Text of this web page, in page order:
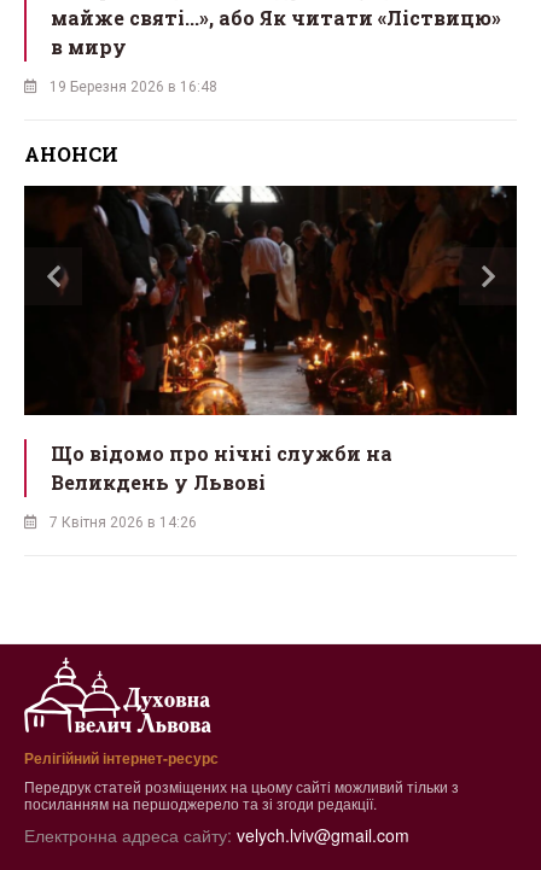
майже святі...», або Як читати «Ліствицю»
в миру
19 Березня 2026 в 16:48
АНОНСИ
Що відомо про нічні служби на
Великдень у Львові
7 Квітня 2026 в 14:26
Релігійний інтернет-ресурс
Передрук статей розміщених на цьому сайті можливий тільки з
посиланням на першоджерело та зі згоди редакції.
Електронна адреса сайту: velych.lviv@gmail.com